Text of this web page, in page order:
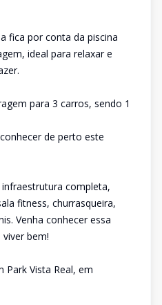
fica por conta da piscina
ideal para relaxar e
para 3 carros, sendo 1
de perto este
completa,
fitness, churrasqueira,
Venha conhecer essa
bem!
Park Vista Real, em